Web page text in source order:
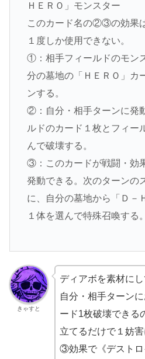
ＨＥＲＯ」モンスター
このカード名の②③の効果
１度しか使用できない。
①：相手フィールドのモン
分の墓地の「ＨＥＲＯ」カ
ンする。
②：自分・相手ターンに発
ルドのカード１枚とフィー
んで破壊する。
③：このカードが戦闘・効
発動できる。次のターンの
に、自分の墓地から「Ｄ－
１体を選んで特殊召喚する。
きゃすと
ディアボを素材に
自分・相手ターン
ード1枚破壊できる
立てるだけで１妨
③効果で《デストロ